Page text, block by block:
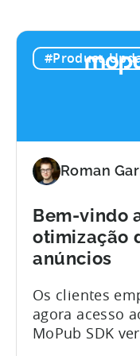
pelo sucesso
temos
torno...
Roman
Bem-vindo
otimização
anúncios
Os clientes
agora acesso
MoPub SDK